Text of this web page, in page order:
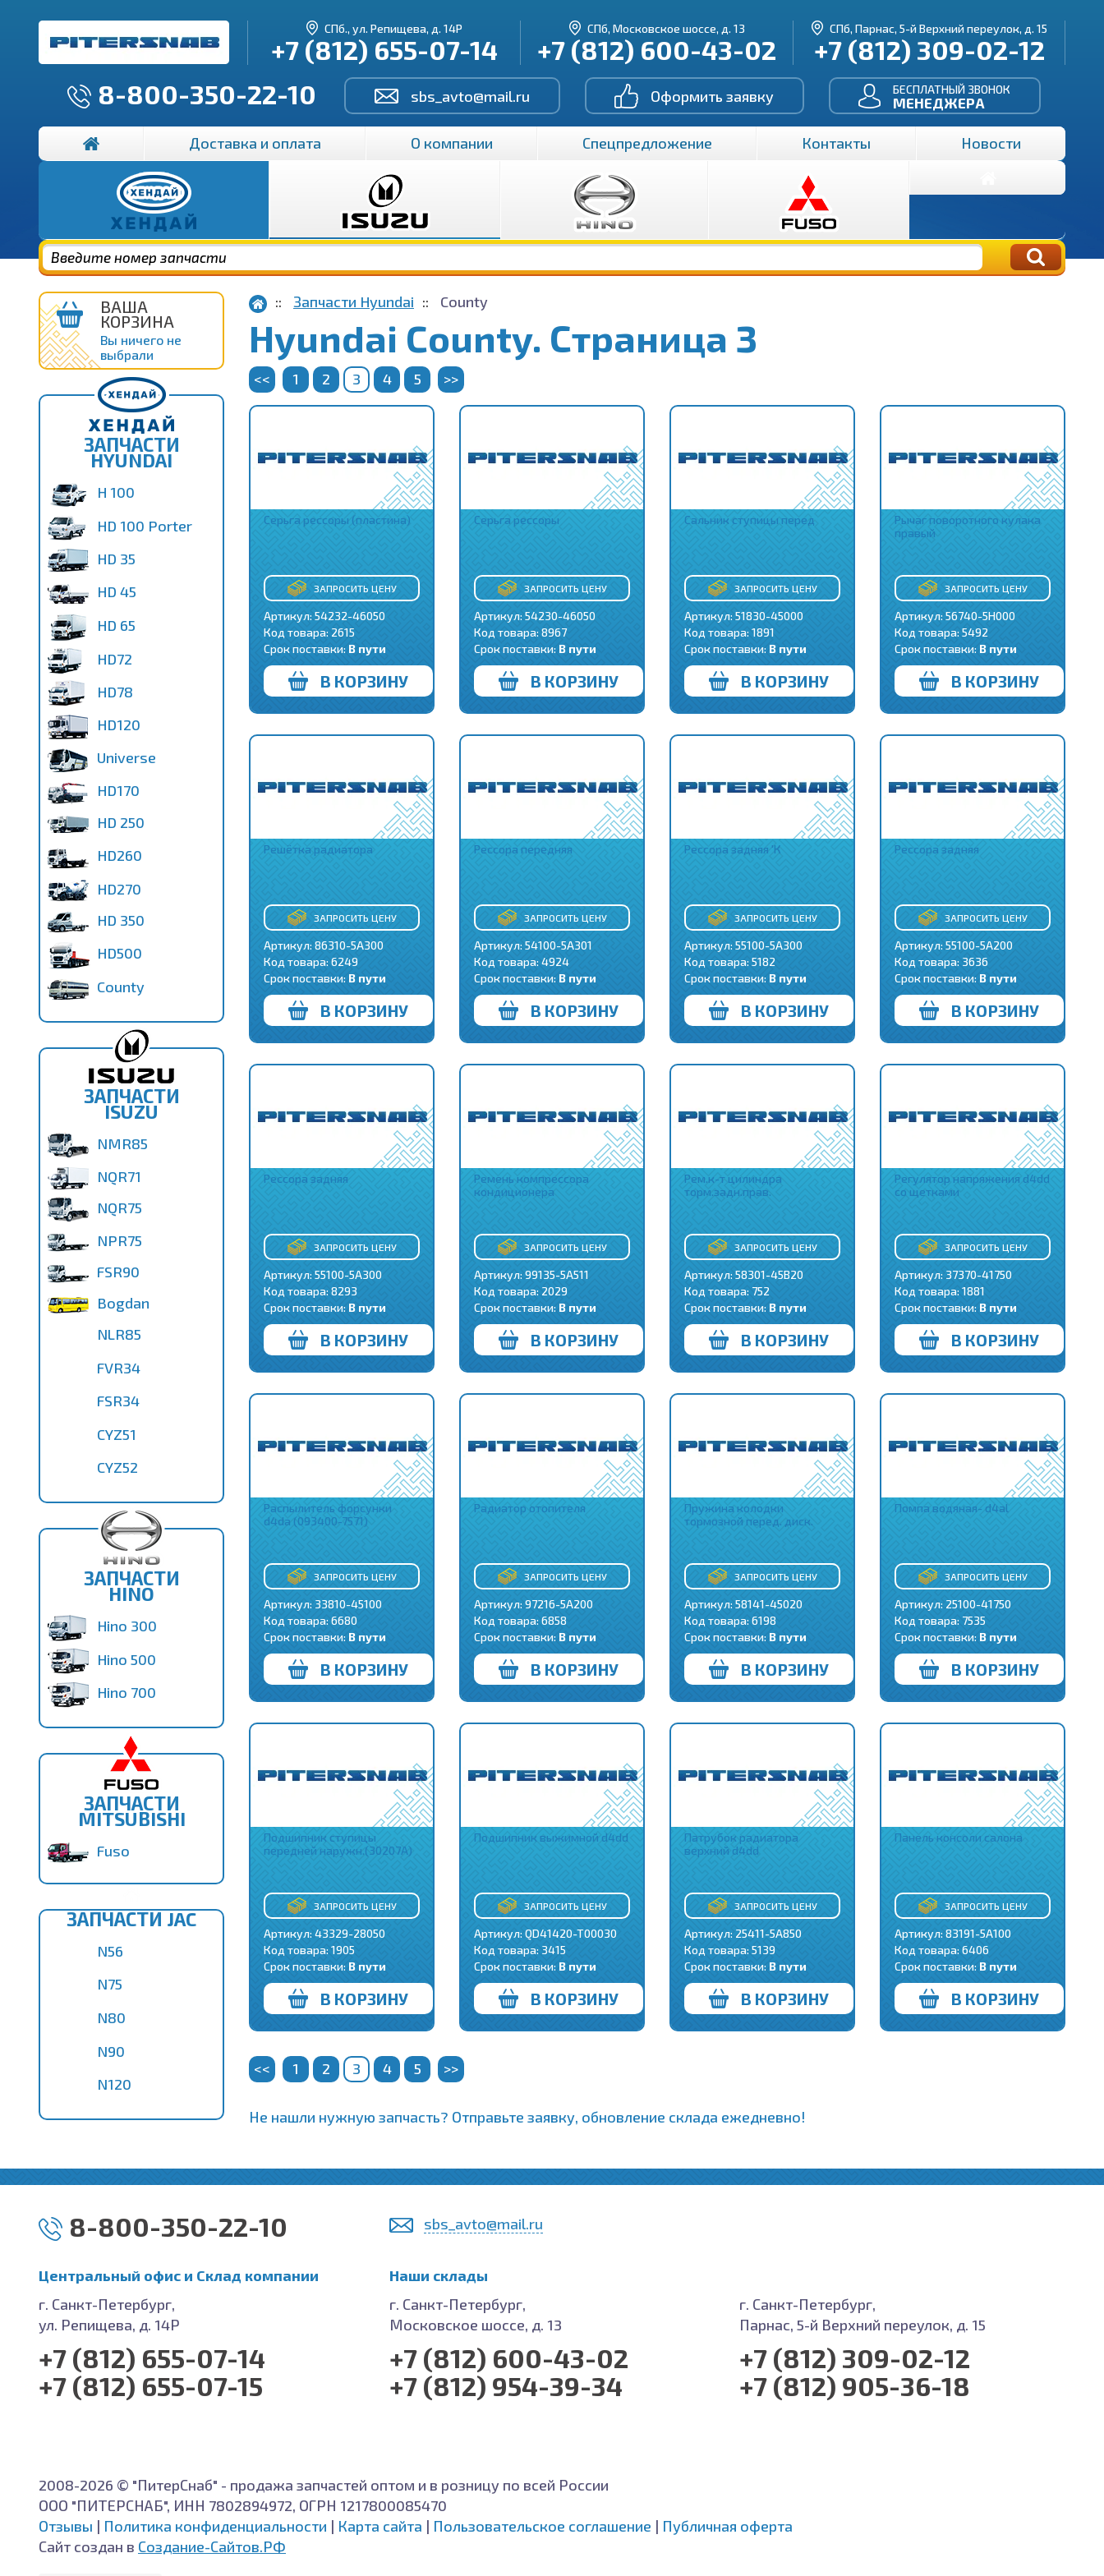
СПб., ул. Репищева, д. 14Р
+7 (812) 655-07-14
СПб, Московское шоссе, д. 13
+7 (812) 600-43-02
СПб, Парнас, 5-й Верхний переулок, д. 15
+7 (812) 309-02-12
8-800-350-22-10
sbs_avto@mail.ru Оформить заявку БЕСПЛАТНЫЙ ЗВОНОК
МЕНЕДЖЕРА
Доставка и оплата О компании Спецпредложение Контакты Новости
ВАША
КОРЗИНА
Вы ничего не
выбрали
ЗАПЧАСТИ
HYUNDAI
H 100
HD 100 Porter
HD 35
HD 45
HD 65
HD72
HD78
HD120
Universe
HD170
HD 250
HD260
HD270
HD 350
HD500
County
ЗАПЧАСТИ
ISUZU
NMR85
NQR71
NQR75
NPR75
FSR90
Bogdan
NLR85
FVR34
FSR34
CYZ51
CYZ52
ЗАПЧАСТИ
HINO
Hino 300
Hino 500
Hino 700
ЗАПЧАСТИ
MITSUBISHI
Fuso
ЗАПЧАСТИ JAC
N56
N75
N80
N90
N120
Запчасти Hyundai County
Hyundai County. Страница 3
<< 1 2 3 4 5 >>
Серьга рессоры (пластина)
ЗАПРОСИТЬ ЦЕНУ
Артикул: 54232-46050
Код товара: 2615
Срок поставки: В пути
В КОРЗИНУ
Серьга рессоры
ЗАПРОСИТЬ ЦЕНУ
Артикул: 54230-46050
Код товара: 8967
Срок поставки: В пути
В КОРЗИНУ
Сальник ступицы перед
ЗАПРОСИТЬ ЦЕНУ
Артикул: 51830-45000
Код товара: 1891
Срок поставки: В пути
В КОРЗИНУ
Рычаг поворотного кулака
правый
ЗАПРОСИТЬ ЦЕНУ
Артикул: 56740-5H000
Код товара: 5492
Срок поставки: В пути
В КОРЗИНУ
Решётка радиатора
ЗАПРОСИТЬ ЦЕНУ
Артикул: 86310-5A300
Код товара: 6249
Срок поставки: В пути
В КОРЗИНУ
Рессора передняя
ЗАПРОСИТЬ ЦЕНУ
Артикул: 54100-5A301
Код товара: 4924
Срок поставки: В пути
В КОРЗИНУ
Рессора задняя 'К
ЗАПРОСИТЬ ЦЕНУ
Артикул: 55100-5A300
Код товара: 5182
Срок поставки: В пути
В КОРЗИНУ
Рессора задняя
ЗАПРОСИТЬ ЦЕНУ
Артикул: 55100-5A200
Код товара: 3636
Срок поставки: В пути
В КОРЗИНУ
Рессора задняя
ЗАПРОСИТЬ ЦЕНУ
Артикул: 55100-5A300
Код товара: 8293
Срок поставки: В пути
В КОРЗИНУ
Ремень компрессора
кондиционера
ЗАПРОСИТЬ ЦЕНУ
Артикул: 99135-5A511
Код товара: 2029
Срок поставки: В пути
В КОРЗИНУ
Рем.к-т цилиндра
торм.задн.прав.
ЗАПРОСИТЬ ЦЕНУ
Артикул: 58301-45B20
Код товара: 752
Срок поставки: В пути
В КОРЗИНУ
Регулятор напряжения d4dd
со щетками
ЗАПРОСИТЬ ЦЕНУ
Артикул: 37370-41750
Код товара: 1881
Срок поставки: В пути
В КОРЗИНУ
Распылитель форсунки
d4da (093400-7571)
ЗАПРОСИТЬ ЦЕНУ
Артикул: 33810-45100
Код товара: 6680
Срок поставки: В пути
В КОРЗИНУ
Радиатор отопителя
ЗАПРОСИТЬ ЦЕНУ
Артикул: 97216-5A200
Код товара: 6858
Срок поставки: В пути
В КОРЗИНУ
Пружина колодки
тормозной перед. диск.
ЗАПРОСИТЬ ЦЕНУ
Артикул: 58141-45020
Код товара: 6198
Срок поставки: В пути
В КОРЗИНУ
Помпа водяная- d4al
ЗАПРОСИТЬ ЦЕНУ
Артикул: 25100-41750
Код товара: 7535
Срок поставки: В пути
В КОРЗИНУ
Подшипник ступицы
передней наружн.(30207A)
ЗАПРОСИТЬ ЦЕНУ
Артикул: 43329-28050
Код товара: 1905
Срок поставки: В пути
В КОРЗИНУ
Подшипник выжимной d4dd
ЗАПРОСИТЬ ЦЕНУ
Артикул: QD41420-T00030
Код товара: 3415
Срок поставки: В пути
В КОРЗИНУ
Патрубок радиатора
верхний d4dd
ЗАПРОСИТЬ ЦЕНУ
Артикул: 25411-5A850
Код товара: 5139
Срок поставки: В пути
В КОРЗИНУ
Панель консоли салона
ЗАПРОСИТЬ ЦЕНУ
Артикул: 83191-5A100
Код товара: 6406
Срок поставки: В пути
В КОРЗИНУ
<< 1 2 3 4 5 >>
Не нашли нужную запчасть? Отправьте заявку, обновление склада ежедневно!
8-800-350-22-10 sbs_avto@mail.ru
Центральный офис и Cклад компании
г. Санкт-Петербург,
ул. Репищева, д. 14Р
+7 (812) 655-07-14
+7 (812) 655-07-15
Наши склады
г. Санкт-Петербург,
Московское шоссе, д. 13
+7 (812) 600-43-02
+7 (812) 954-39-34
г. Санкт-Петербург,
Парнас, 5-й Верхний переулок, д. 15
+7 (812) 309-02-12
+7 (812) 905-36-18
2008-2026 © "ПитерСнаб" - продажа запчастей оптом и в розницу по всей России
ООО "ПИТЕРСНАБ", ИНН 7802894972, ОГРН 1217800085470
Отзывы | Политика конфиденциальности | Карта сайта | Пользовательское соглашение | Публичная оферта
Сайт создан в Создание-Сайтов.РФ